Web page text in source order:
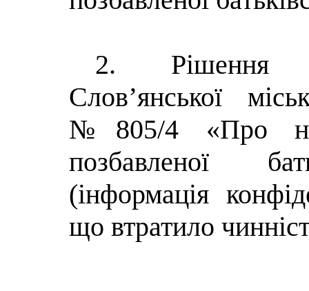
2. Рішення
Слов’янської
№805/4 «Про
позбавленої
(інформація
що втратило